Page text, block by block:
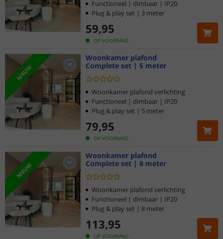
OP VOORRAAD
59,95
Functioneel | dimbaar | IP20
Plug & play set | 3 meter
NIEUW
Woonkamer plafond
Complete set | 5 meter
OP VOORRAAD
79,95
Woonkamer plafond verlichting
Functioneel | dimbaar | IP20
Plug & play set | 5 meter
NIEUW
Woonkamer plafond
Complete set | 8 meter
OP VOORRAAD
113,95
Woonkamer plafond verlichting
Functioneel | dimbaar | IP20
Plug & play set | 8 meter